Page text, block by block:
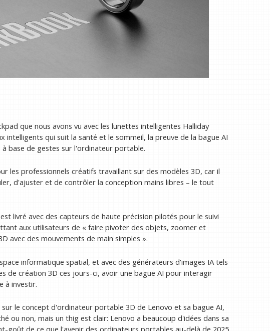
que nous avons vu avec les lunettes intelligentes Halliday
intelligents qui suit la santé et le sommeil, la preuve de la bague AI
base de gestes sur l'ordinateur portable.
les professionnels créatifs travaillant sur des modèles 3D, car il
d'ajuster et de contrôler la conception mains libres – le tout
livré avec des capteurs de haute précision pilotés pour le suivi
aux utilisateurs de « faire pivoter des objets, zoomer et
avec des mouvements de main simples ».
informatique spatial, et avec des générateurs d'images IA tels
de création 3D ces jours-ci, avoir une bague AI pour interagir
à investir.
le concept d'ordinateur portable 3D de Lenovo et sa bague AI,
ou non, mais un thig est clair: Lenovo a beaucoup d'idées dans sa
goût de ce que l'avenir des ordinateurs portables au-delà de 2025